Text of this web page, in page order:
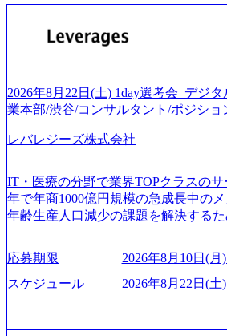
2026年8月22日(土) 1day選考会_デジ
業本部/渋谷/コンサルタント/ポジショ
レバレジーズ株式会社
IT・医療の分野で業界TOPクラスの
年で年商1000億円規模の急成長中の
年齢生産人口減少の課題を解決する
以上の事業を展開する オールインハ
ており社内で新しい事業開発などの人
本経営をとっており、事業創造の自由
s/20240925162633_7242d0de-3e54-4f03-
0x644.webp レバレジーズ株式会社 会
応募期限
2026年8月10日(月
スケジュール
2026年8月22日(土